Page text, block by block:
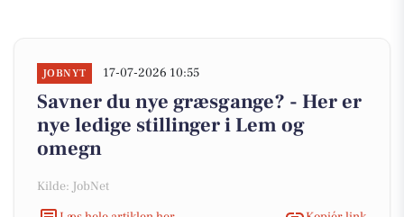
JOBNYT 17-07-2026 10:55
Savner du nye græsgange? - Her er
nye ledige stillinger i Lem og
omegn
Kilde: JobNet